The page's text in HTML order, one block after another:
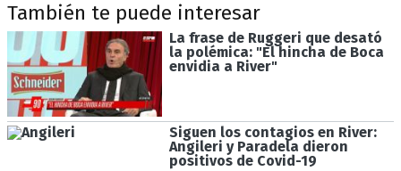
También te puede interesar
La frase de Ruggeri que desató
la polémica: "El hincha de Boca
envidia a River"
Siguen los contagios en River:
Angileri y Paradela dieron
positivos de Covid-19